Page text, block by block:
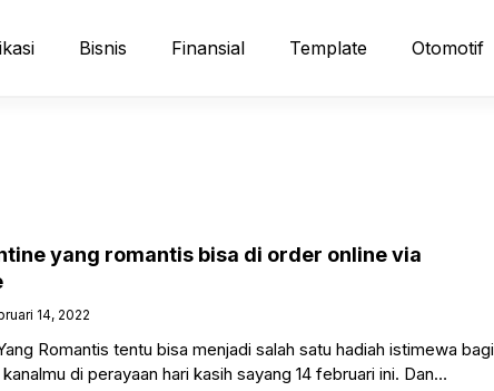
Bisnis Finansial Template Otomotif
yang romantis bisa di order online via
14, 2022
Romantis tentu bisa menjadi salah satu hadiah istimewa bagi
di perayaan hari kasih sayang 14 februari ini. Dan